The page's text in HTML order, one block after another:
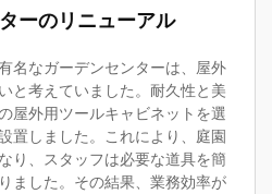
ーのリニューアル
名なガーデンセンターは、屋外
と考えていました。耐久性と美
屋外用ツールキャビネットを選
置しました。これにより、庭園
り、スタッフは必要な道具を簡
ました。その結果、業務効率が